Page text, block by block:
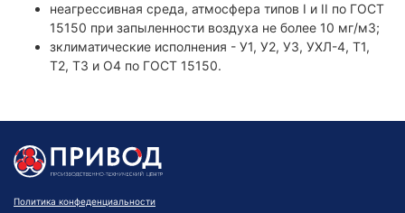
неагрессивная среда, атмосфера типов I и II по ГОСТ
15150 при запыленности воздуха не более 10 мг/м3;
зклиматические исполнения - У1, У2, У3, УХЛ-4, Т1,
Т2, Т3 и О4 по ГОСТ 15150.
Политика конфеденциальности